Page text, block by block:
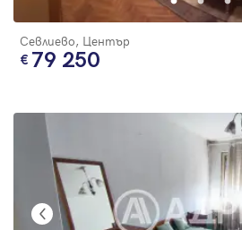
Севлиево, Център
79 250